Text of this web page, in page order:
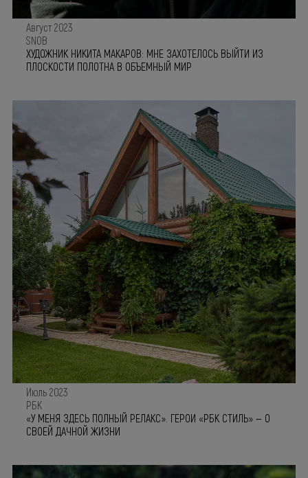
Август 2023
SNOB
ХУДОЖНИК НИКИТА МАКАРОВ: МНЕ ЗАХОТЕЛОСЬ ВЫЙТИ ИЗ
ПЛОСКОСТИ ПОЛОТНА В ОБЪЕМНЫЙ МИР
Июль 2023
РБК
«У МЕНЯ ЗДЕСЬ ПОЛНЫЙ РЕЛАКС». ГЕРОИ «РБК СТИЛЬ» — О
СВОЕЙ ДАЧНОЙ ЖИЗНИ